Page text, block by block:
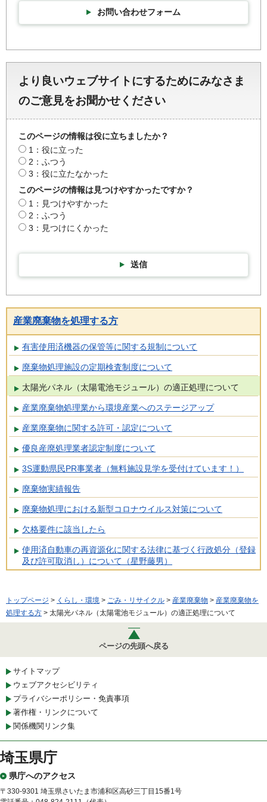
お問い合わせフォーム
より良いウェブサイトにするためにみなさま
のご意見をお聞かせください
このページの情報は役に立ちましたか？
1：役に立った
2：ふつう
3：役に立たなかった
このページの情報は見つけやすかったですか？
1：見つけやすかった
2：ふつう
3：見つけにくかった
送信
産業廃棄物を処理する方
有害使用済機器の保管等に関する規制について
廃棄物処理施設の定期検査制度について
太陽光パネル（太陽電池モジュール）の適正処理について
産業廃棄物処理業から環境産業へのステージアップ
産業廃棄物に関する許可・認定について
優良産廃処理業者認定制度について
3S運動県民PR事業者（無料施設見学を受付けています！）
廃棄物実績報告
廃棄物処理における新型コロナウイルス対策について
欠格要件に該当したら
使用済自動車の再資源化に関する法律に基づく行政処分（登録
及び許可取消し）について（星野藤男）
トップページ > くらし・環境 > ごみ・リサイクル > 産業廃棄物 > 産業廃棄物を
処理する方 > 太陽光パネル（太陽電池モジュール）の適正処理について
ページの先頭へ戻る
サイトマップ
ウェブアクセシビリティ
プライバシーポリシー・免責事項
著作権・リンクについて
関係機関リンク集
埼玉県庁
県庁へのアクセス
〒330-9301 埼玉県さいたま市浦和区高砂三丁目15番1号